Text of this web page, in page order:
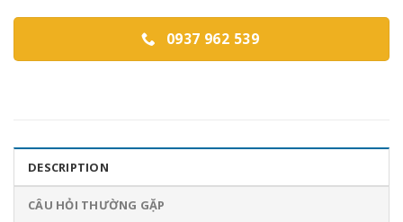
0937 962 539
DESCRIPTION
CÂU HỎI THƯỜNG GẶP